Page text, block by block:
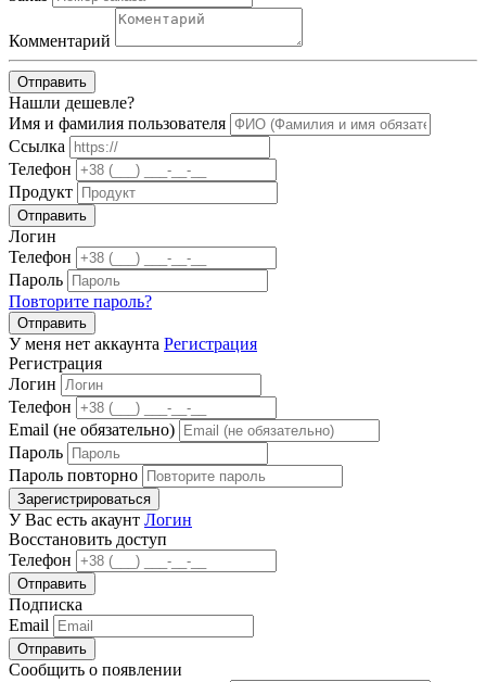
Комментарий
Отправить
Нашли дешевле?
Имя и фамилия пользователя
Ссылка
Телефон
Продукт
Отправить
Логин
Телефон
Пароль
Повторите пароль?
Отправить
У меня нет аккаунта Регистрация
Регистрация
Логин
Телефон
Email (не обязательно)
Пароль
Пароль повторно
Зарегистрироваться
У Вас есть акаунт Логин
Восстановить доступ
Телефон
Отправить
Подписка
Email
Отправить
Сообщить о появлении